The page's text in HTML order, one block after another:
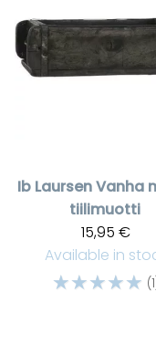
Ib LaursenVanha
tiilimuotti
15,95 €
Available in
☆☆☆☆☆